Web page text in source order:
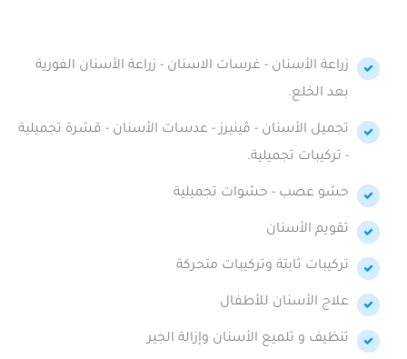
زراعة الأسنان - غرسات الاسنان - زراعة الأسنان الفورية
بعد الخلع.
تجميل الأسنان - ڤينيرز - عدسات الأسنان - قشرة تجميلية
- تركيبات تجميلية.
حشو عصب - حشوات تجميلية
تقويم الأسنان
تركيبات ثابتة وتركيبات متحركة
علاج الأسنان للأطفال
تنظيف و تلميع الأسنان وإزالة الجير